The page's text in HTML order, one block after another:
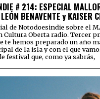
# 214: ESPECIAL
BENAVENTE y KAISER
de Notodoesindie sobre el
Cultura Oberta radio. Tercer
te hemos preparado un año
de la isla y con el que
festival que, como ya sabrás,